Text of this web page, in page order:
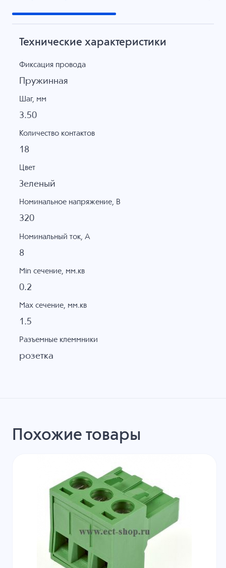
Технические характеристики
Фиксация провода
Пружинная
Шаг, мм
3.50
Количество контактов
18
Цвет
Зеленый
Номинальное напряжение, B
320
Номинальный ток, А
8
Min сечение, мм.кв
0.2
Max сечение, мм.кв
1.5
Разъемные клеммники
розетка
Похожие товары